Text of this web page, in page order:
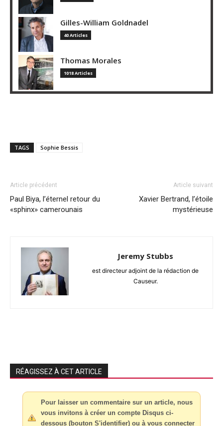
Gilles-William Goldnadel
40 Articles
Thomas Morales
1018 Articles
TAGS Sophie Bessis
Article précédent
Paul Biya, l’éternel retour du
«sphinx» camerounais
Article suivant
Xavier Bertrand, l’étoile
mystérieuse
Jeremy Stubbs
est directeur adjoint de la rédaction de
Causeur.
RÉAGISSEZ À CET ARTICLE
Pour laisser un commentaire sur un article, nous
vous invitons à créer un compte Disqus ci-
dessous (bouton S'identifier) ou à vous connecter